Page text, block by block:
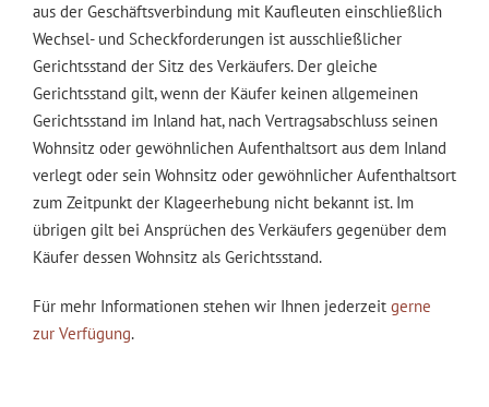
aus der Geschäftsverbindung mit Kaufleuten einschließlich
Wechsel- und Scheckforderungen ist ausschließlicher
Gerichtsstand der Sitz des Verkäufers. Der gleiche
Gerichtsstand gilt, wenn der Käufer keinen allgemeinen
Gerichtsstand im Inland hat, nach Vertragsabschluss seinen
Wohnsitz oder gewöhnlichen Aufenthaltsort aus dem Inland
verlegt oder sein Wohnsitz oder gewöhnlicher Aufenthaltsort
zum Zeitpunkt der Klageerhebung nicht bekannt ist. Im
übrigen gilt bei Ansprüchen des Verkäufers gegenüber dem
Käufer dessen Wohnsitz als Gerichtsstand.
Für mehr Informationen stehen wir Ihnen jederzeit gerne
zur Verfügung.